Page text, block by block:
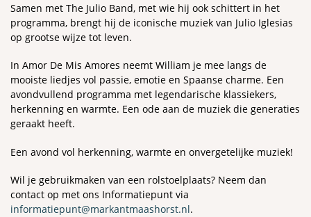
Samen met The Julio Band, met wie hij ook schittert in het
programma, brengt hij de iconische muziek van Julio Iglesias
op grootse wijze tot leven.
In Amor De Mis Amores neemt William je mee langs de
mooiste liedjes vol passie, emotie en Spaanse charme. Een
avondvullend programma met legendarische klassiekers,
herkenning en warmte. Een ode aan de muziek die generaties
geraakt heeft.
Een avond vol herkenning, warmte en onvergetelijke muziek!
Wil je gebruikmaken van een rolstoelplaats? Neem dan
contact op met ons Informatiepunt via
informatiepunt@markantmaashorst.nl.